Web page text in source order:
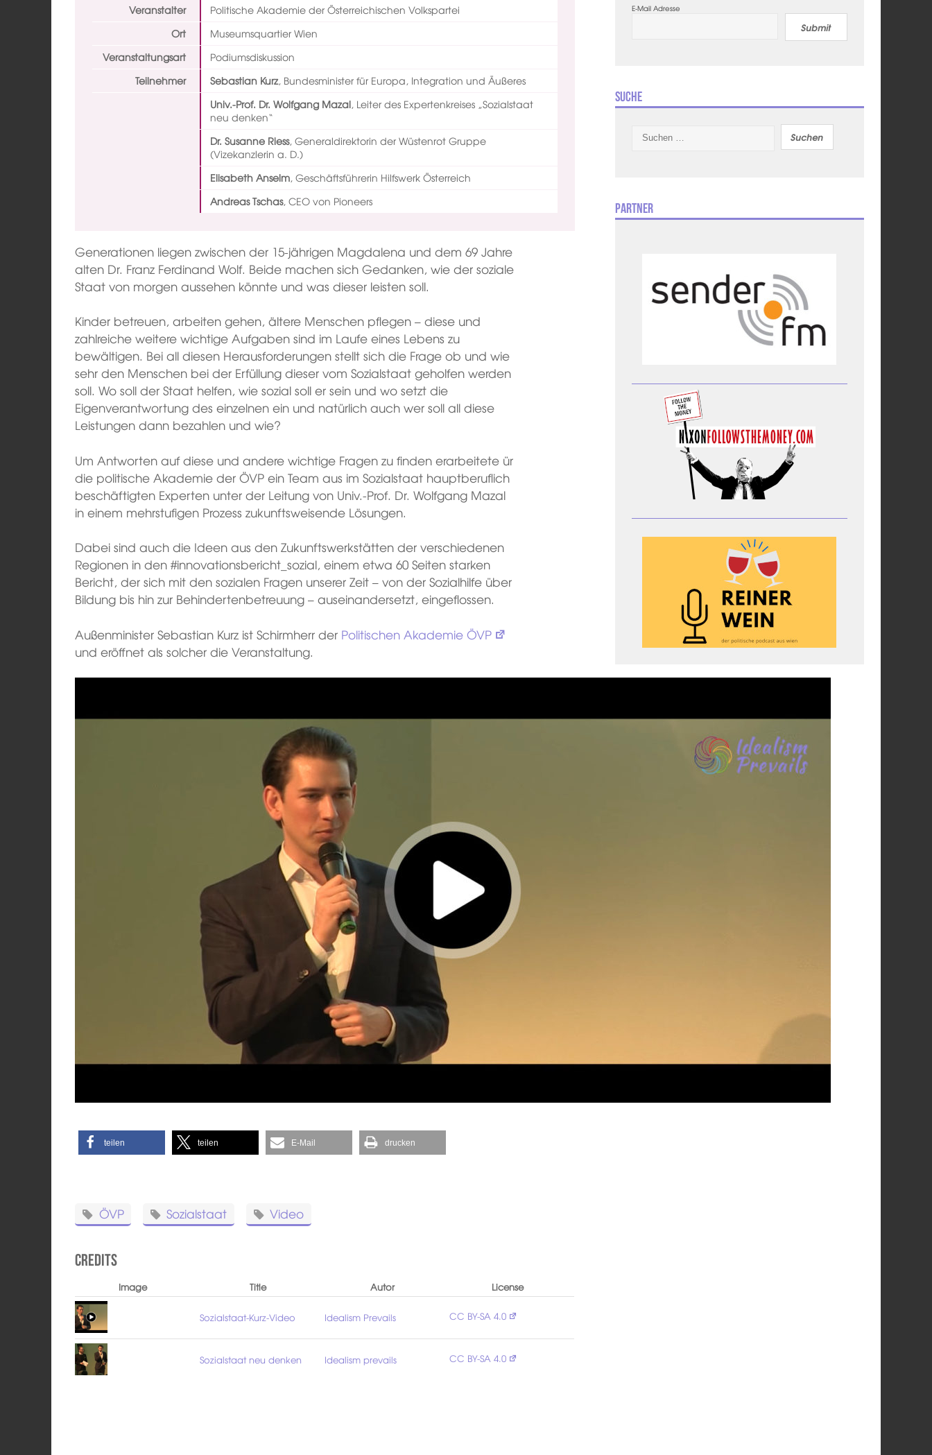
Veranstalter
Politische Akademie der Österreichischen Volkspartei
Ort
Museumsquartier Wien
Veranstaltungsart
Podiumsdiskussion
Teilnehmer
Sebastian Kurz, Bundesminister für Europa, Integration und Äußeres
Univ.-Prof. Dr. Wolfgang Mazal, Leiter des Expertenkreises „Sozialstaat
neu denken“
Dr. Susanne Riess,Generaldirektorin der Wüstenrot Gruppe
(Vizekanzlerin a. D.)
Elisabeth Anselm,Geschäftsführerin Hilfswerk Österreich
Andreas Tschas,CEO von Pioneers
Generationen liegen zwischen der 15-jährigen Magdalena und dem 69 Jahre
alten Dr. Franz Ferdinand Wolf. Beide machen sich Gedanken, wie der soziale
Staat von morgen aussehen könnte und was dieser leisten soll.
Kinder betreuen, arbeiten gehen, ältere Menschen pflegen – diese und
zahlreiche weitere wichtige Aufgaben sind im Laufe eines Lebens zu
bewältigen. Bei all diesen Herausforderungen stellt sich die Frage ob und wie
sehr den Menschen bei der Erfüllung dieser vom Sozialstaat geholfen werden
soll. Wo soll der Staat helfen, wie sozial soll er sein und wo setzt die
Eigenverantwortung des einzelnen ein und natürlich auch wer soll all diese
Leistungen dann bezahlen und wie?
Um Antworten auf diese und andere wichtige Fragen zu finden erarbeitete ür
die politische Akademie der ÖVP ein Team aus im Sozialstaat hauptberuflich
beschäftigten Experten unter der Leitung von Univ.-Prof. Dr. Wolfgang Mazal
in einem mehrstufigen Prozess zukunftsweisende Lösungen.
Dabei sind auch die Ideen aus den Zukunftswerkstätten der verschiedenen
Regionen in den #innovationsbericht_sozial, einem etwa 60 Seiten starken
Bericht, der sich mit den sozialen Fragen unserer Zeit – von der Sozialhilfe über
Bildung bis hin zur Behindertenbetreuung – auseinandersetzt, eingeflossen.
Außenminister Sebastian Kurz ist Schirmherr der Politischen Akademie ÖVP
und eröffnet als solcher die Veranstaltung.
teilen teilen E-Mail drucken
ÖVP Sozialstaat Video
Credits
Image Title Autor License
Sozialstaat-Kurz-Video Idealism Prevails CC BY-SA 4.0
Sozialstaat neu denken Idealism prevails CC BY-SA 4.0
E-Mail Adresse
Submit
Suche
nach:
Partner